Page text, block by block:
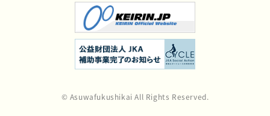
© Asuwafukushikai All Rights Reserved.